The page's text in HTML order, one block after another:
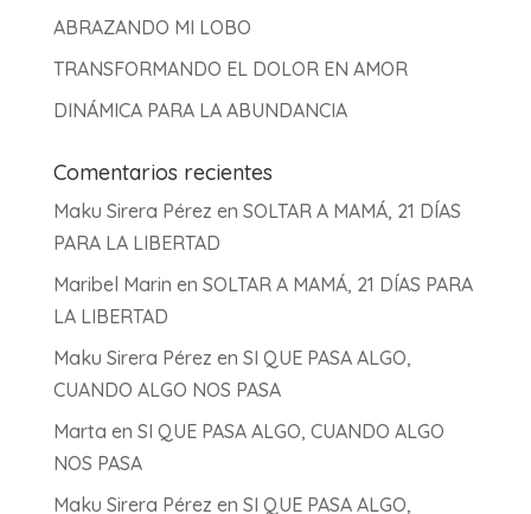
ABRAZANDO MI LOBO
TRANSFORMANDO EL DOLOR EN AMOR
DINÁMICA PARA LA ABUNDANCIA
Comentarios recientes
Maku Sirera Pérez en SOLTAR A MAMÁ, 21 DÍAS
PARA LA LIBERTAD
Maribel Marin en SOLTAR A MAMÁ, 21 DÍAS PARA
LA LIBERTAD
Maku Sirera Pérez en SI QUE PASA ALGO,
CUANDO ALGO NOS PASA
Marta en SI QUE PASA ALGO, CUANDO ALGO
NOS PASA
Maku Sirera Pérez en SI QUE PASA ALGO,